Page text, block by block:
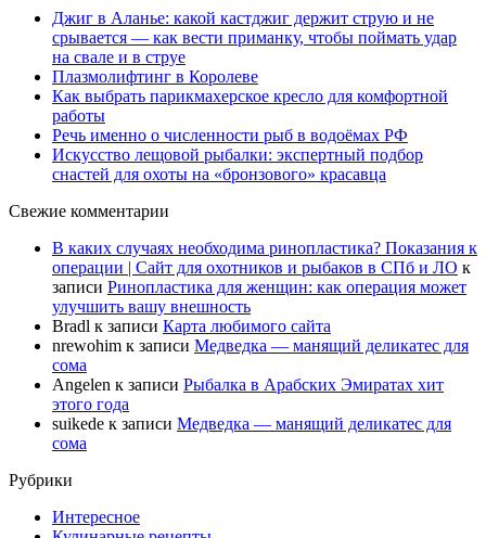
Джиг в Аланье: какой кастджиг держит струю и не
срывается — как вести приманку, чтобы поймать удар
на свале и в струе
Плазмолифтинг в Королеве
Как выбрать парикмахерское кресло для комфортной
работы
Речь именно о численности рыб в водоёмах РФ
Искусство лещовой рыбалки: экспертный подбор
снастей для охоты на «бронзового» красавца
Свежие комментарии
В каких случаях необходима ринопластика? Показания к
операции | Сайт для охотников и рыбаков в СПб и ЛО к
записи Ринопластика для женщин: как операция может
улучшить вашу внешность
Bradl к записи Карта любимого сайта
nrewohim к записи Медведка — манящий деликатес для
сома
Angelen к записи Рыбалка в Арабских Эмиратах хит
этого года
suikede к записи Медведка — манящий деликатес для
сома
Рубрики
Интересное